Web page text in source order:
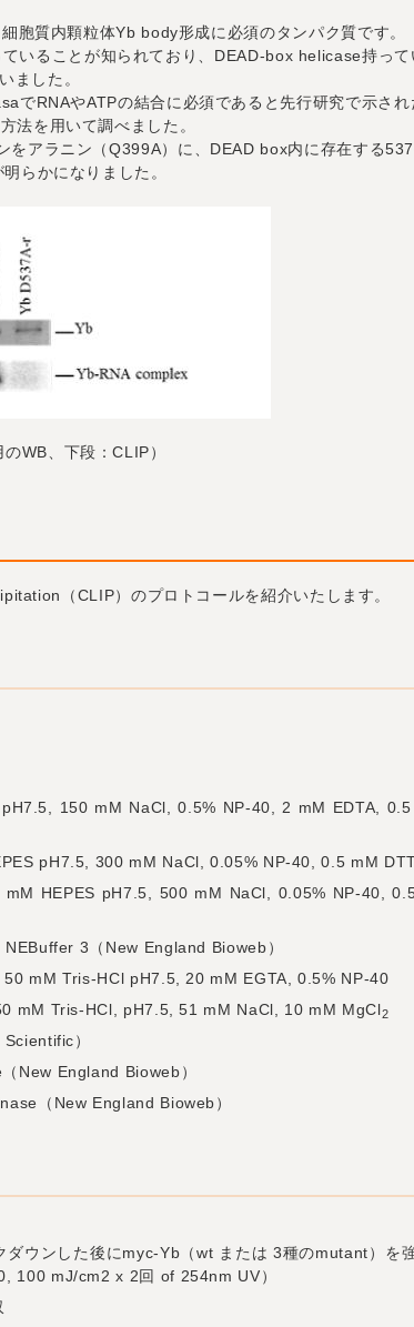
胞質内顆粒体Yb body形成に必須のタンパク質です。
いることが知られており、DEAD-box helicase持って
ました。
でRNAやATPの結合に必須であると先行研究で示さ
法を用いて調べました。
をアラニン（Q399A）に、DEAD box内に存在する
らかになりました。
WB、下段：CLIP）
（CLIP）のプロトコールを紹介いたします。
150 mM NaCl, 0.5% NP-40, 2 mM EDTA,
pH7.5, 300 mM NaCl, 0.05% NP-40, 0.5 mM
HEPES pH7.5, 500 mM NaCl, 0.05% NP-40,
3（New England Bioweb）
mM Tris-HCl pH7.5, 20 mM EGTA, 0.5% NP-40
mM Tris-HCl, pH7.5, 51 mM NaCl, 10 mM MgCl2
）
New England Bioweb）
（New England Bioweb）
ダウンした後にmyc-Yb（wt または 3種のmutant）
100 mJ/cm2 x 2回 of 254nm UV）